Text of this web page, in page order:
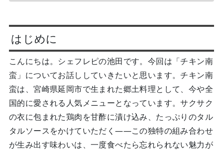
はじめに
こんにちは。シェフレピの池田です。今回は「チキン南
蛮」についてお話ししていきたいと思います。チキン南
蛮は、宮崎県延岡市で生まれた郷土料理として、今や全
国的に愛される人気メニューとなっています。サクサク
の衣に包まれた鶏肉を甘酢に漬け込み、たっぷりのタル
タルソースをかけていただく――この独特の組み合わせ
が生み出す味わいは、一度食べたら忘れられない魅力が